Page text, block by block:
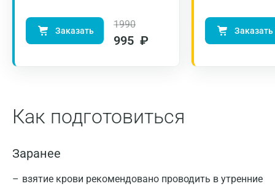
Заказать
1990
995 ₽
Заказать
Как подготовиться
Заранее
взятие крови рекомендовано проводить в утренние